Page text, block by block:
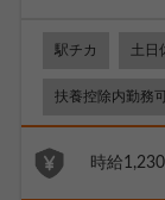
駅チカ 土日
扶養控除内勤務
時給1,230